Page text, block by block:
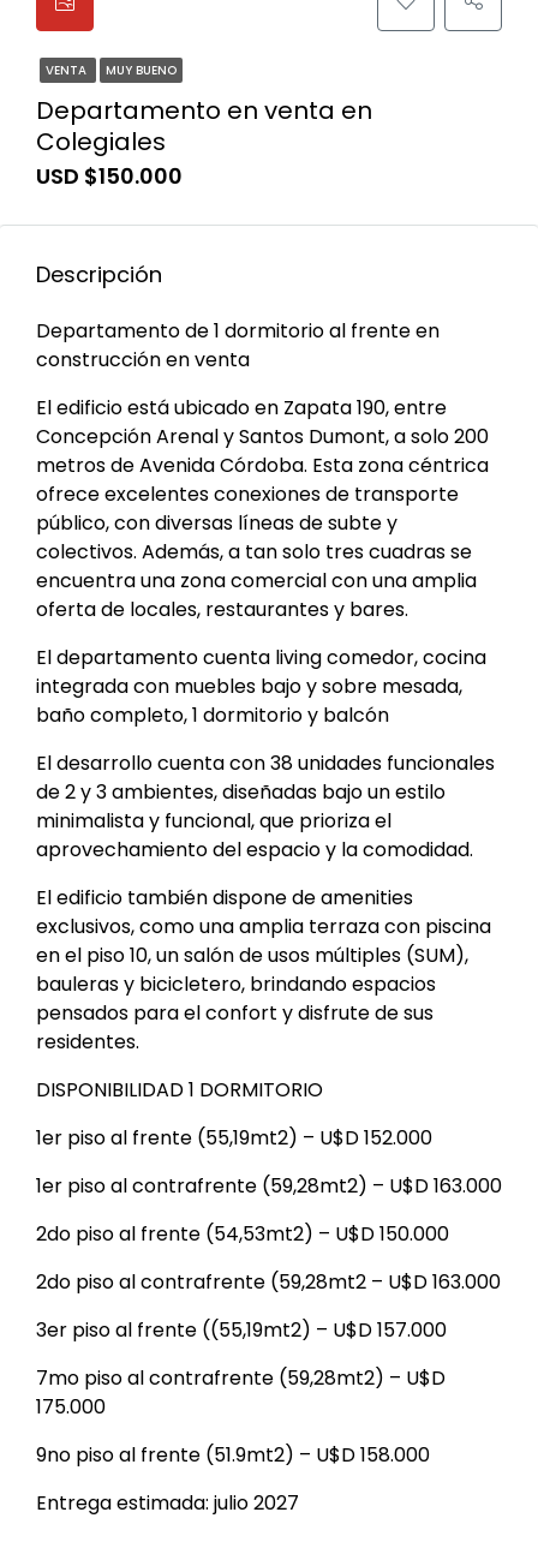
VENTA MUY BUENO
Departamento en venta en
Colegiales
USD $150.000
Descripción
Departamento de 1 dormitorio al frente en
construcción en venta
El edificio está ubicado en Zapata 190, entre
Concepción Arenal y Santos Dumont, a solo 200
metros de Avenida Córdoba. Esta zona céntrica
ofrece excelentes conexiones de transporte
público, con diversas líneas de subte y
colectivos. Además, a tan solo tres cuadras se
encuentra una zona comercial con una amplia
oferta de locales, restaurantes y bares.
El departamento cuenta living comedor, cocina
integrada con muebles bajo y sobre mesada,
baño completo, 1 dormitorio y balcón
El desarrollo cuenta con 38 unidades funcionales
de 2 y 3 ambientes, diseñadas bajo un estilo
minimalista y funcional, que prioriza el
aprovechamiento del espacio y la comodidad.
El edificio también dispone de amenities
exclusivos, como una amplia terraza con piscina
en el piso 10, un salón de usos múltiples (SUM),
bauleras y bicicletero, brindando espacios
pensados para el confort y disfrute de sus
residentes.
DISPONIBILIDAD 1 DORMITORIO
1er piso al frente (55,19mt2) – U$D 152.000
1er piso al contrafrente (59,28mt2) – U$D 163.000
2do piso al frente (54,53mt2) – U$D 150.000
2do piso al contrafrente (59,28mt2 – U$D 163.000
3er piso al frente ((55,19mt2) – U$D 157.000
7mo piso al contrafrente (59,28mt2) – U$D
175.000
9no piso al frente (51.9mt2) – U$D 158.000
Entrega estimada: julio 2027